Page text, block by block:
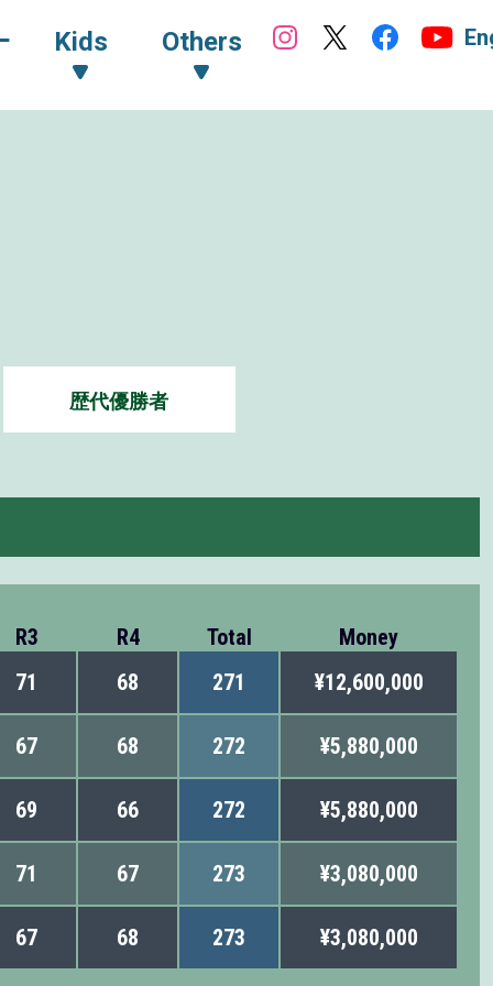
Kids Others
歴代優勝者
R3 R4 Total Money
71 68 271 ¥12,600,000
67 68 272 ¥5,880,000
69 66 272 ¥5,880,000
71 67 273 ¥3,080,000
67 68 273 ¥3,080,000